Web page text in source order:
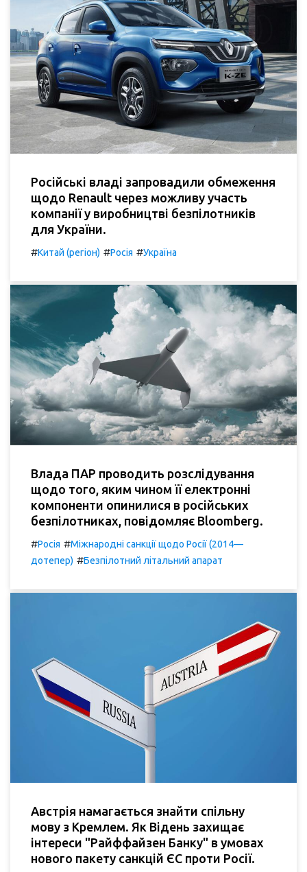
Російські владі запровадили обмеження
щодо Renault через можливу участь
компанії у виробництві безпілотників
для України.
#Китай (регіон) #Росія #Україна
Влада ПАР проводить розслідування
щодо того, яким чином її електронні
компоненти опинилися в російських
безпілотниках, повідомляє Bloomberg.
#Росія #Міжнародні санкції щодо Росії (2014—
дотепер) #Безпілотний літальний апарат
Австрія намагається знайти спільну
мову з Кремлем. Як Відень захищає
інтереси "Райффайзен Банку" в умовах
нового пакету санкцій ЄС проти Росії.